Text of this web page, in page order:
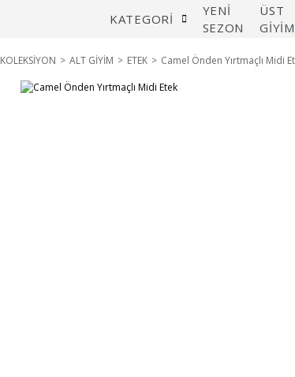
KATEGORİ
YENİ
SEZON
ÜST
GİYİM
KOLEKSİYON ALT GİYİM ETEK Camel Önden Yırtmaçlı Midi